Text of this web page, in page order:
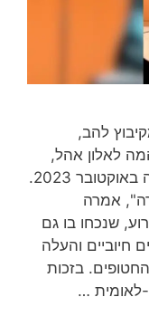
פצ'בסקי, פסנתרנית בת 26 מקיבוץ להב,
לאלון אהל,
פסנתרן מוכשר שנחטף לעזה בשבעה באוקטובר 2023.
אמרה
שנכחו בו גם
חיוביים והעלה
בזכות
לאומית …